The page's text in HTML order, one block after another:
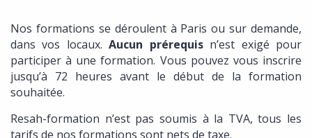
Nos formations se déroulent à Paris ou sur demande,
dans vos locaux.Aucun prérequisn’est exigé pour
participer à une formation. Vous pouvez vous inscrire
jusqu’à 72 heures avant le début de la formation
souhaitée.
Resah-formation n’est pas soumis à la TVA, tous les
tarifs de nos formations sont nets de taxe.